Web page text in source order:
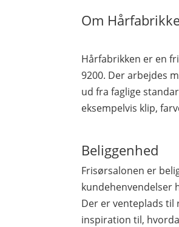
Om
Hårfabrikken er en
9200. Der arbejdes
ud fra faglige
eksempelvis klip,
Beliggenhed
Frisørsalonen er
kundehenvendelser
Der er venteplads til
inspiration til,